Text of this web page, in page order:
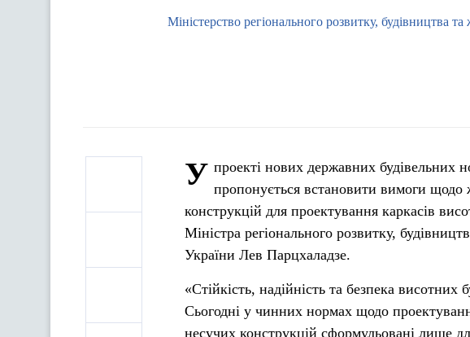
Міністерство регіонального розвитку, будівництва
У проекті нових державних будівельних
пропонується встановити вимоги щодо
конструкцій для проектування каркасів
Міністра регіонального розвитку,
України Лев Парцхаладзе.
«Стійкість, надійність та безпека висотних
Сьогодні у чинних нормах щодо
несучих конструкцій сформульовані лише